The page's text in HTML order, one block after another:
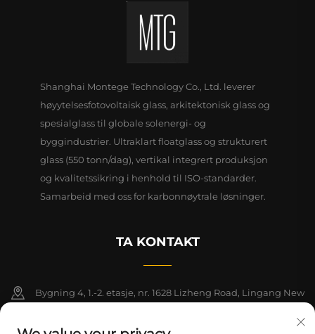
Shanghai Montege Technology Co., Ltd. leverer
høyytelsesfotovoltaisk glass, arkitektonisk glass og
spesialglass til globale solenergi- og
byggindustrier. Ultraklart floatglass og strukturert
glass (550 tonn/dag), vertikal integrert produksjon
og kvalitetssikring i henhold til ISO-standarder.
Samarbeid med oss for karbonnøytrale løsninger.
TA KONTAKT
Bygning 4, 1.-2. etasje, nr. 1628 Lizheng Road, Lingang New